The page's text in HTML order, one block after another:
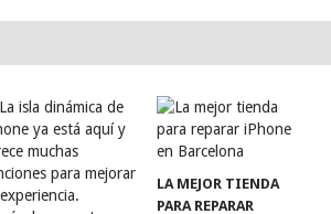
LA MEJOR TIENDA
PARA REPARAR